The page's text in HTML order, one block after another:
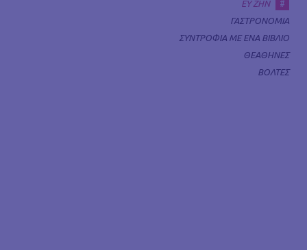
ΕΥ ΖΗΝ
#
ΓΑΣΤΡΟΝΟΜΙΑ
ΣΥΝΤΡΟΦΙΑ ΜΕ ΕΝΑ ΒΙΒΛΙΟ
ΘΕΑΘΗΝΕΣ
ΒΟΛΤΕΣ